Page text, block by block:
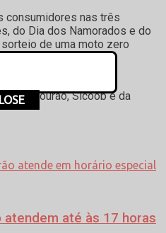
consumidores nas três
do Dia dos Namorados e do
de uma moto zero
patrocínio da Coamo
Mourão, Sicoob e da
atendem até às 17 horas